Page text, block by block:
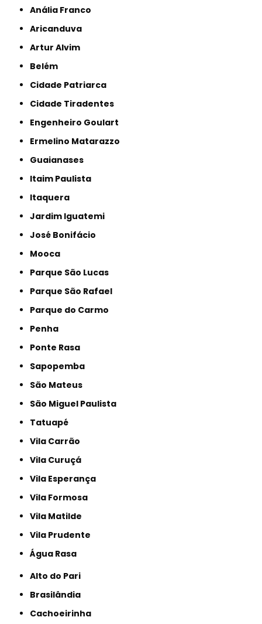
Anália Franco
Aricanduva
Artur Alvim
Belém
Cidade Patriarca
Cidade Tiradentes
Engenheiro Goulart
Ermelino Matarazzo
Guaianases
Itaim Paulista
Itaquera
Jardim Iguatemi
José Bonifácio
Mooca
Parque São Lucas
Parque São Rafael
Parque do Carmo
Penha
Ponte Rasa
Sapopemba
São Mateus
São Miguel Paulista
Tatuapé
Vila Carrão
Vila Curuçá
Vila Esperança
Vila Formosa
Vila Matilde
Vila Prudente
Água Rasa
Alto do Pari
Brasilândia
Cachoeirinha